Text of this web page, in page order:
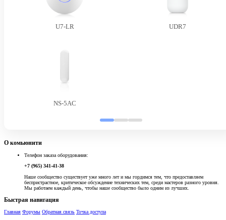
U7-LR UDR7
NS-5AC
О комьюнити
Телефон заказа оборудования:
+7 (965) 341-41-38
Наше сообщество существует уже много лет и мы гордимся тем, что предоставляем
беспристрастное, критическое обсуждение технических тем, среди мастеров разного уровня.
Мы работаем каждый день, чтобы наше сообщество было одним из лучших.
Быстрая навигация
Главная Форумы Обратная связь Точка доступа